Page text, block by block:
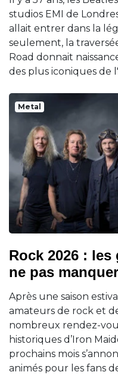
studios EMI de
allait entrer dans la
seulement, la
Road donnait
des plus iconiques de
Metal
Rock 2026 :
ne pas
Après une saison
amateurs de rock et
nombreux rendez-
historiques d’Iron
prochains mois
animés pour les fans